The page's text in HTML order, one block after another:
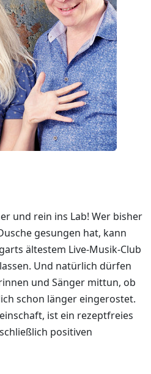
und rein ins Lab! Wer bisher
gesungen hat, kann
ältestem Live-Musik-Club
Und natürlich dürfen
und Sänger mittun, ob
schon länger eingerostet.
ist ein rezeptfreies
positiven